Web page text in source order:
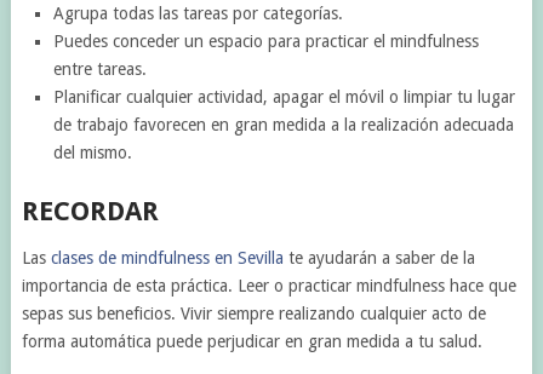
Agrupa todas las tareas por categorías.
Puedes conceder un espacio para practicar el mindfulness
entre tareas.
Planificar cualquier actividad, apagar el móvil o limpiar tu lugar
de trabajo favorecen en gran medida a la realización adecuada
del mismo.
RECORDAR
Las clases de mindfulness en Sevilla te ayudarán a saber de la
importancia de esta práctica. Leer o practicar mindfulness hace que
sepas sus beneficios. Vivir siempre realizando cualquier acto de
forma automática puede perjudicar en gran medida a tu salud.